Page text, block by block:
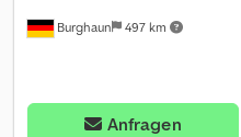
Burghaun 497 km
Anfragen